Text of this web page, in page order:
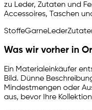
zu Leder, Zutaten und
Accessoires, Taschen
StoffeGarneLeder
Was wir vorher in
Ein Materialeinkäufer
Bild. Dünne
Mindestmengen oder
aus, bevor Ihre